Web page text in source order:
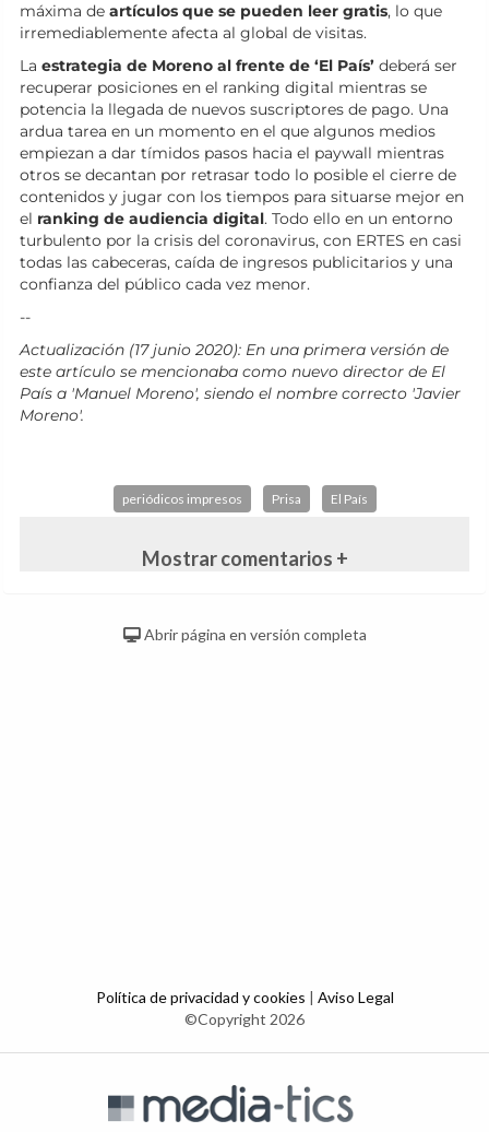
máxima de artículos que se pueden leer gratis, lo que
irremediablemente afecta al global de visitas.
La estrategia de Moreno al frente de ‘El País’ deberá ser
recuperar posiciones en el ranking digital mientras se
potencia la llegada de nuevos suscriptores de pago. Una
ardua tarea en un momento en el que algunos medios
empiezan a dar tímidos pasos hacia el paywall mientras
otros se decantan por retrasar todo lo posible el cierre de
contenidos y jugar con los tiempos para situarse mejor en
el ranking de audiencia digital. Todo ello en un entorno
turbulento por la crisis del coronavirus, con ERTES en casi
todas las cabeceras, caída de ingresos publicitarios y una
confianza del público cada vez menor.
--
Actualización (17 junio 2020): En una primera versión de
este artículo se mencionaba como nuevo director de El
País a 'Manuel Moreno', siendo el nombre correcto 'Javier
Moreno'.
periódicos impresos Prisa El País
Mostrar comentarios +
Abrir página en versión completa
Política de privacidad y cookies | Aviso Legal
©Copyright 2026